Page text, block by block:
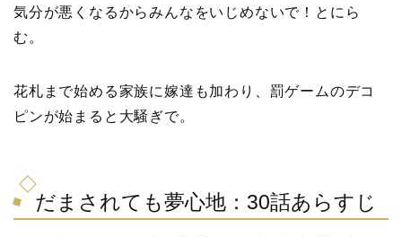
気分が悪くなるからみんなをいじめないで！とにら
む。
花札まで始める家族に嫁達も加わり、罰ゲームのデコ
ピンが始まると大騒ぎで。
だまされても夢心地：30話あらすじ